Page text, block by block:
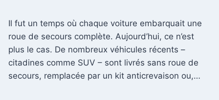
Il fut un temps où chaque voiture embarquait une
roue de secours complète. Aujourd’hui, ce n’est
plus le cas. De nombreux véhicules récents –
citadines comme SUV – sont livrés sans roue de
secours, remplacée par un kit anticrevaison ou,…